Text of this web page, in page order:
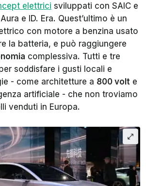
elettrici sviluppati con SAIC e
e ID. Era. Quest’ultimo è un
con motore a benzina usato
la batteria, e può raggiungere
complessiva. Tutti e tre
soddisfare i gusti locali e
- come architetture a 800 volt e
artificiale - che non troviamo
venduti in Europa.